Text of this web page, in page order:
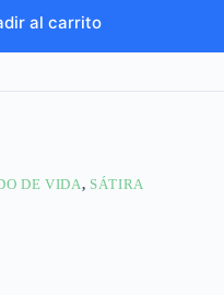
al carrito
DE VIDA, SÁTIRA